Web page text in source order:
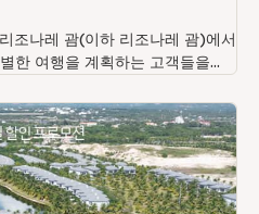
조나레 괌(이하 리조나레 괌)에서
한 여행을 계획하는 고객들을...